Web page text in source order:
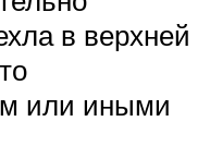
в верхней
или иными